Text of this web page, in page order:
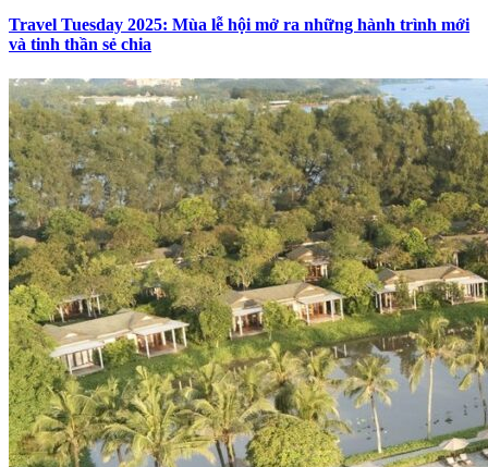
Travel Tuesday 2025: Mùa lễ hội mở ra những hành trình mới
và tinh thần sẻ chia